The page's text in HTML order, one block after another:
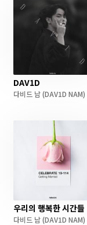
DAV1D
다비드 남(DAV1D NAM)
우리의 행복한 시간들
다비드 남(DAV1D NAM)